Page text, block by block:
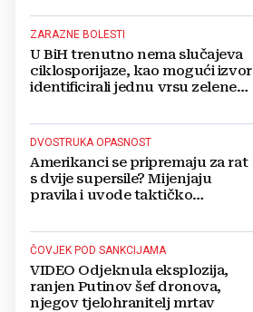
ZARAZNE BOLESTI
U BiH trenutno nema slučajeva
ciklosporijaze, kao mogući izvor
identificirali jednu vrsu zelene
DVOSTRUKA OPASNOST
Amerikanci se pripremaju za rat
s dvije supersile? Mijenjaju
pravila i uvode taktičko
ČOVJEK POD SANKCIJAMA
VIDEO Odjeknula eksplozija,
ranjen Putinov šef dronova,
njegov tjelohranitelj mrtav